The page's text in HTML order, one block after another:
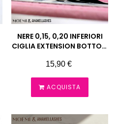
NERE 0,15, 0,20 INFERIORI
CIGLIA EXTENSION BOTTOM
Prezzo
15,90 €
ACQUISTA